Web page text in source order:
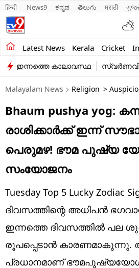
हिन्दी News9 ಕನ್ನಡ తెలుగు मराठी
Latest News Kerala Cricket
Kerala
India
Entertainment
Business
Education
Lifestyle
world
Technology
Religion
ഇന്നത്തെ കാലാവസ്ഥ
Malayalam News Religion >
Bhaum pushya yog:
രാശിക്കാർക്ക് ഇന്ന്
പെരുമഴ! ഭൗമ പുഷ്യ
സംയോജനം
Tuesday Top 5 Lucky Zodiac
ദിവസത്തിന്റെ അധിപൻ
ഇന്നത്തെ ദിവസത്തിൽ പല
രൂപപ്പെടാൻ കാരണമാകുന്നു.
പ്രധാനമാണ്